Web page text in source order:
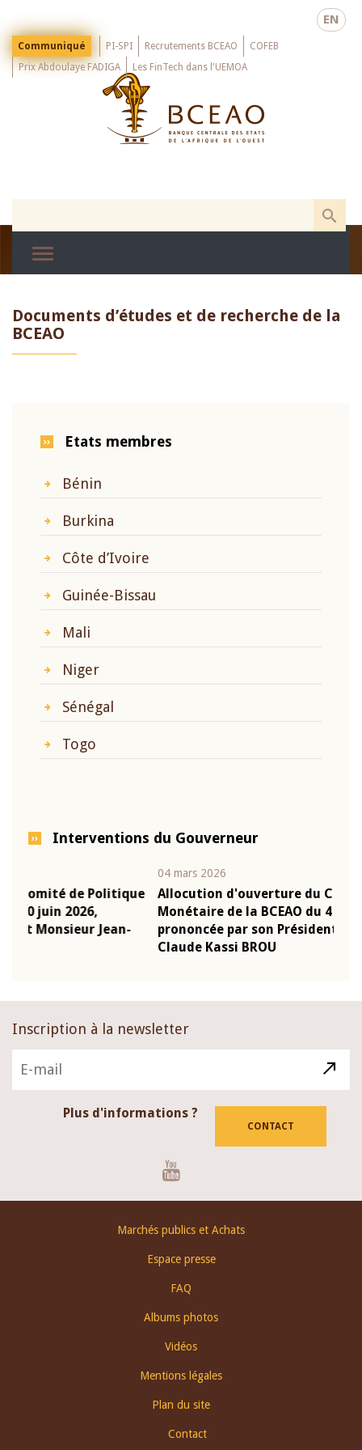
main
EN
Menu
Top
Communiqué PI-SPI Recrutements BCEAO
COFEB
Prix Abdoulaye FADIGA
Les FinTech dans l'UEMOA
Documents d’études et de recherche de la
BCEAO
Etats membres
Bénin
Burkina
Côte d’Ivoire
Guinée-Bissau
Mali
Niger
Sénégal
Togo
Interventions du Gouverneur
Allocution d'ouverture du Comité de Politique
Monétaire de la BCEAO du 4 mars 2026,
prononcée par son Président Monsieur Jean-
Claude Kassi BROU
Inscription à la newsletter
Plus d'informations ?
CONTACT
Marchés publics et Achats
Espace presse
FAQ
Albums photos
Vidéos
Mentions légales
Plan du site
Contact